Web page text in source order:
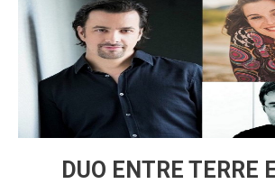
DUO ENTRE TERRE